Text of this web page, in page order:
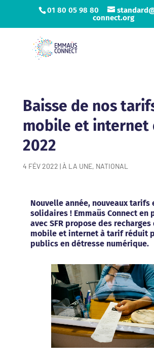
01 80 05 98 80
connect.org
Baisse de nos
mobile et internet
2022
4 FÉV 2022 | À LA UNE, NATIONAL
Nouvelle année, nouveaux tarifs
solidaires ! Emmaüs Connect en
avec SFR propose des
mobile et internet à tarif réduit
publics en détresse numérique.